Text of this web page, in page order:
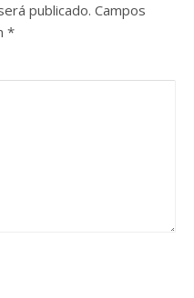
publicado. Campos
*